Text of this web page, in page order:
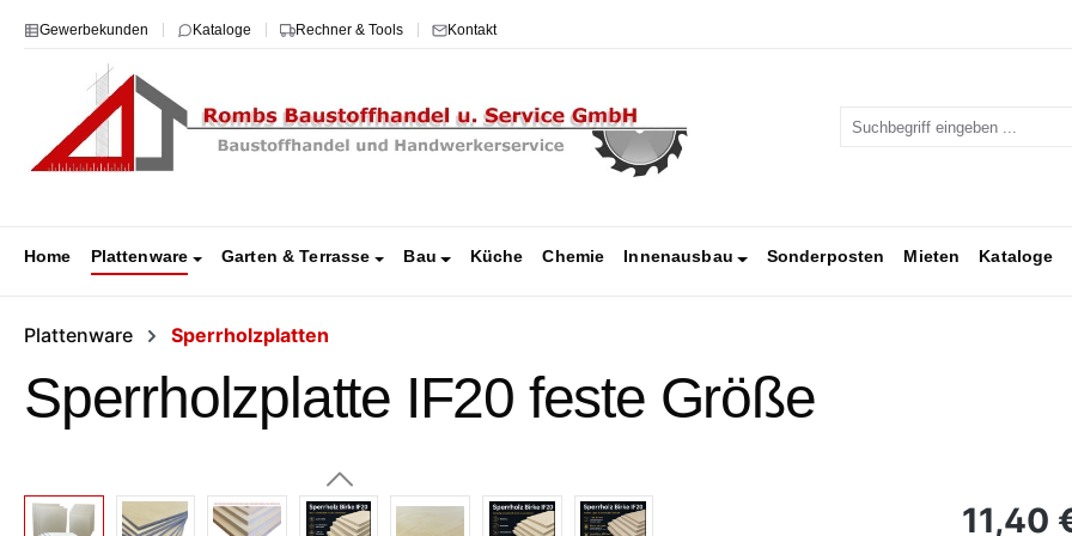
Hauptinhalt springen
Zur Suche springen
Zur Hauptnavigation springen
Gewerbekunden Kataloge Rechner & Tools Kontakt
Home Plattenware Garten & Terrasse Bau Küche Chemie Innenausbau Sonderposten Mieten Kataloge
Plattenware Sperrholzplatten
Sperrholzplatte IF20 feste Größe
Regulärer
11,40